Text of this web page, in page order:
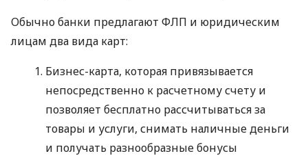
Обычно банки предлагают ФЛП и юридическим
лицам два вида карт:
Бизнес-карта, которая привязывается
непосредственно к расчетному счету и
позволяет бесплатно рассчитываться за
товары и услуги, снимать наличные деньги
и получать разнообразные бонусы